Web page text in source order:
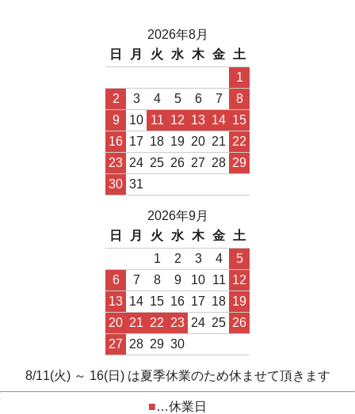
2026年8月
日
月 火 水 木 金
土
1
2
3 4 5 6 7
8
9
10 11 12 13 14 15
16 17 18 19 20 21 22
23 24 25 26 27 28 29
30 31
2026年9月
日
月 火 水 木 金
土
1
2 3 4
5
6
7 8 9 10 11 12
13 14 15 16 17 18 19
20 21 22 23 24 25 26
27 28 29 30
8/11(火) ～ 16(日) は夏季休業のため休ませて頂きます
■…休業日